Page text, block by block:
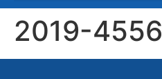
2019-4556